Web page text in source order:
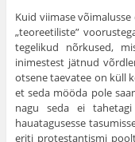
Kuid viimase
„teoreetiliste”
tegelikud nõrkused,
inimes­test jätnud
otsene taevatee on küll
et seda mööda pole
nagu seda ei
hauatagusesse
eriti protestantismi